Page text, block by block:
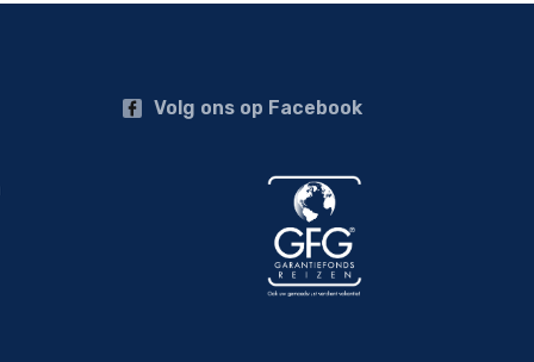
Volg ons op Facebook